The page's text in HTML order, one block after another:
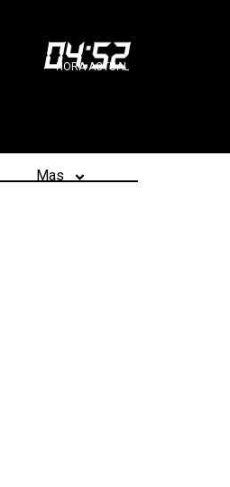
04:52
HORA ACTUAL
Mas